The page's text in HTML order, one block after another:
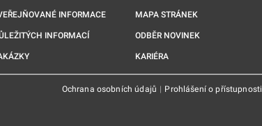
INFORMACE
INFORMACÍ
MAPA STRÁNEK
ODBĚR NOVINEK
KARIÉRA
Ochrana osobních údajů | Prohlášení o přístupnosti